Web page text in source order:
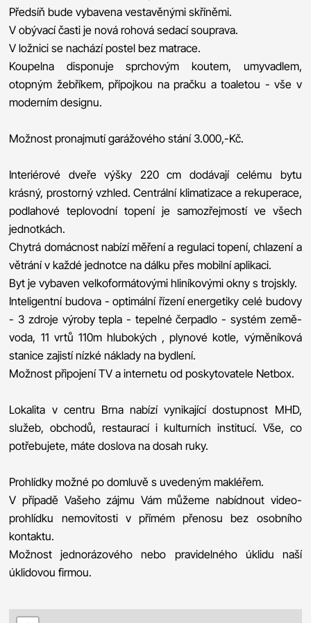
Předsíň bude vybavena vestavěnými skříněmi.
V obývací časti je nová rohová sedací souprava.
V ložnici se nachází postel bez matrace.
Koupelna disponuje sprchovým koutem, umyvadlem,
otopným žebříkem, přípojkou na pračku a toaletou - vše v
moderním designu.
Možnost pronajmutí garážového stání 3.000,-Kč.
Interiérové dveře výšky 220 cm dodávají celému bytu
krásný, prostorný vzhled. Centrální klimatizace a rekuperace,
podlahové teplovodní topení je samozřejmostí ve všech
jednotkách.
Chytrá domácnost nabízí měření a regulaci topení, chlazení a
větrání v každé jednotce na dálku přes mobilní aplikaci.
Byt je vybaven velkoformátovými hliníkovými okny s trojskly.
Inteligentní budova - optimální řízení energetiky celé budovy
- 3 zdroje výroby tepla - tepelné čerpadlo - systém země-
voda, 11 vrtů 110m hlubokých , plynové kotle, výměníková
stanice zajistí nízké náklady na bydlení.
Možnost připojení TV a internetu od poskytovatele Netbox.
Lokalita v centru Brna nabízí vynikající dostupnost MHD,
služeb, obchodů, restaurací i kulturních institucí. Vše, co
potřebujete, máte doslova na dosah ruky.
Prohlídky možné po domluvě s uvedeným makléřem.
V případě Vašeho zájmu Vám můžeme nabídnout video-
prohlídku nemovitosti v přímém přenosu bez osobního
kontaktu.
Možnost jednorázového nebo pravidelného úklidu naší
úklidovou firmou.